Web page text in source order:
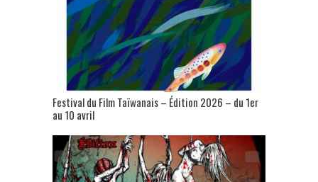
Festival du Film Taïwanais – Édition 2026 – du 1er
au 10 avril